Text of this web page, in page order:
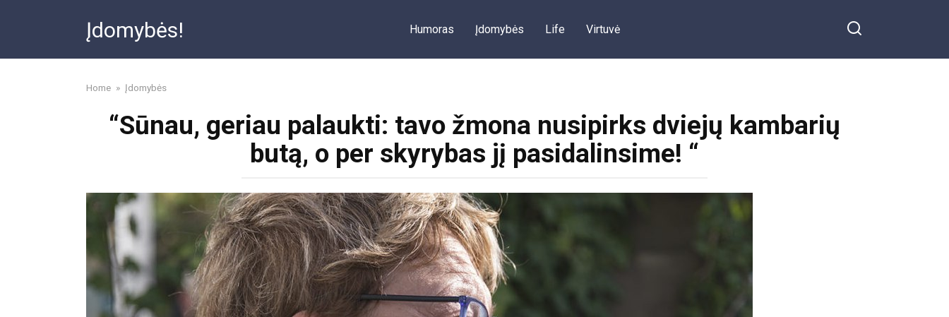
Įdomybės! Humoras Įdomybės Life Virtuvė
Home » Įdomybės
“Sūnau, geriau palaukti: tavo žmona nusipirks dviejų kambarių
butą, o per skyrybas jį pasidalinsime! “